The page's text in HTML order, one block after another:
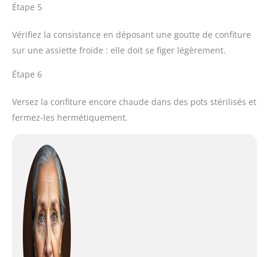
Étape 5
Vérifiez la consistance en déposant une goutte de confiture
sur une assiette froide : elle doit se figer légèrement.
Étape 6
Versez la confiture encore chaude dans des pots stérilisés et
fermez-les hermétiquement.